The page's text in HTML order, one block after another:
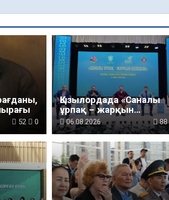
52 0
Қызылордада «Саналы
ұрпақ – жарқын
болашақ» атты
кеңейтілген мәжіліс
06.08.2026